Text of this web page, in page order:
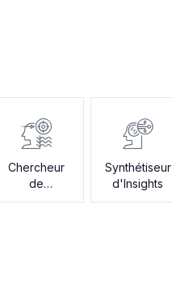
Chercheur
de
subventions
Synthétiseur
d'Insights